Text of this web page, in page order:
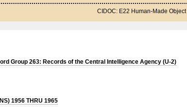
CIDOC: E22 Human-Made Object
Group 263: Records of the Central Intelligence Agency (U-2)
1956 THRU 1965